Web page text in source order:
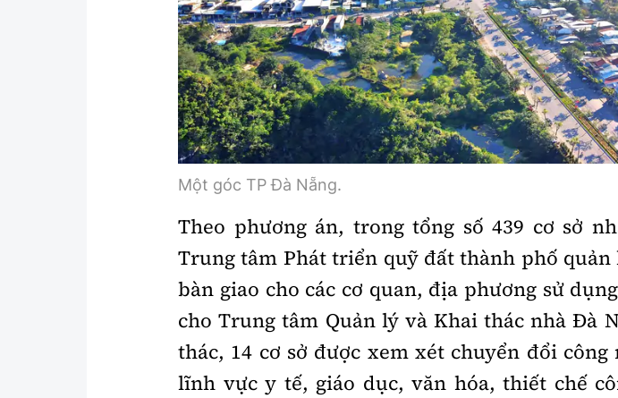
Lao động - Công đoàn
Showbiz
Điện ảnh
Âm nhạc
Bình luận
Hậu trường sao
360 độ thể thao
Thời sự Quốc tế
Thế giới giao thông
Thế giới xây dựng
Đi ++
Du lịch
Lối sống
Ẩm thực
Video
Thời sự
Camera giao
Câu chuyện giao
Lăng kính xây
Giải trí - Thể thao
Một góc TP Đà Nẵng.
Theo phương án, trong tổng số 439 cơ sở
Trung tâm Phát triển quỹ đất thành phố quản
bàn giao cho các cơ quan, địa phương sử
cho Trung tâm Quản lý và Khai thác nhà Đà
thác, 14 cơ sở được xem xét chuyển đổi công
lĩnh vực y tế, giáo dục, văn hóa, thiết chế